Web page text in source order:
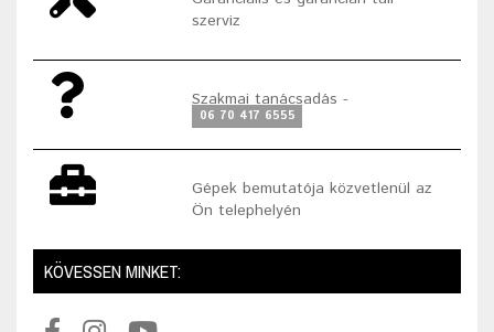
szerviz
Szakmai tanácsadás -
06 70 417 6555
Gépek bemutatója közvetlenül az
Ön telephelyén
KÖVESSEN MINKET: